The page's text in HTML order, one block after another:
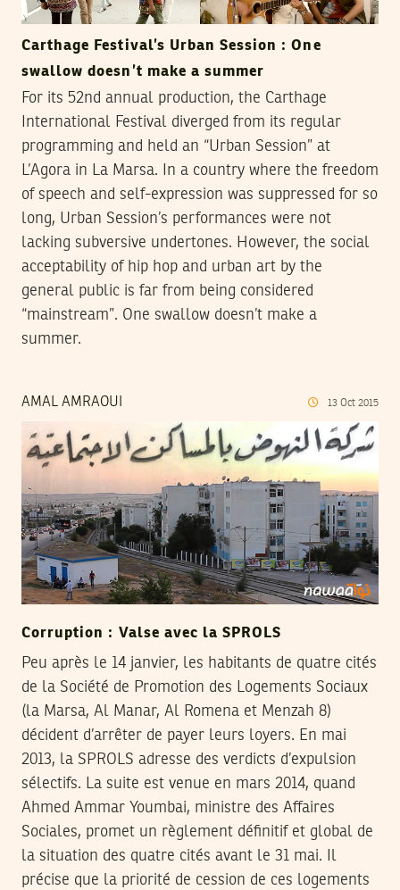
Carthage Festival’s Urban Session : One
swallow doesn’t make a summer
For its 52nd annual production, the Carthage
International Festival diverged from its regular
programming and held an “Urban Session” at
L’Agora in La Marsa. In a country where the freedom
of speech and self-expression was suppressed for so
long, Urban Session’s performances were not
lacking subversive undertones. However, the social
acceptability of hip hop and urban art by the
general public is far from being considered
“mainstream”. One swallow doesn’t make a
summer.
AMAL AMRAOUI 13 Oct 2015
Corruption : Valse avec la SPROLS
Peu après le 14 janvier, les habitants de quatre cités
de la Société de Promotion des Logements Sociaux
(la Marsa, Al Manar, Al Romena et Menzah 8)
décident d’arrêter de payer leurs loyers. En mai
2013, la SPROLS adresse des verdicts d’expulsion
sélectifs. La suite est venue en mars 2014, quand
Ahmed Ammar Youmbai, ministre des Affaires
Sociales, promet un règlement définitif et global de
la situation des quatre cités avant le 31 mai. Il
précise que la priorité de cession de ces logements